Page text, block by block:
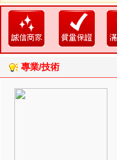
專業/技術